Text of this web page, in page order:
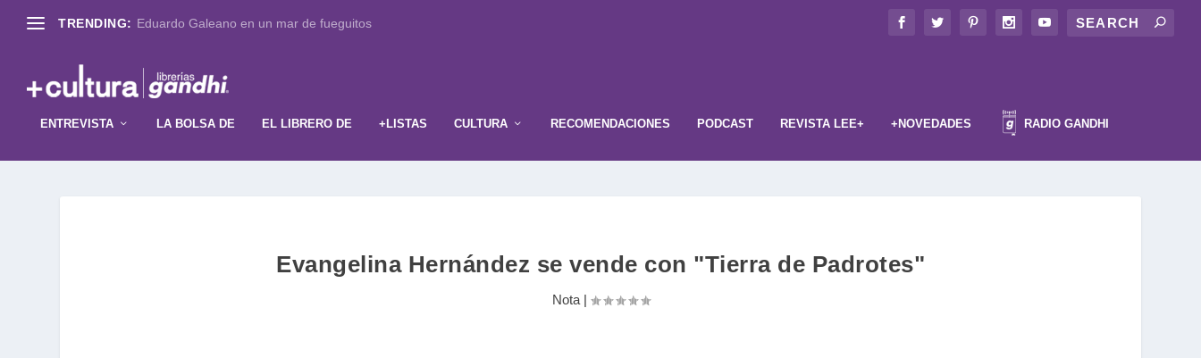
TRENDING: Eduardo Galeano en un mar de fueguitos
ENTREVISTA LA BOLSA DE EL LIBRERO DE +LISTAS CULTURA RECOMENDACIONES PODCAST REVISTA LEE+ +NOVEDADES RADIO GANDHI
Evangelina Hernández se vende con "Tierra de Padrotes"
Nota|